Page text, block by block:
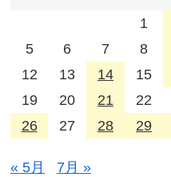
1
5
6 7 8
12
13 14 15
19
20 21 22
26
27 28 29
« 5月 7月 »